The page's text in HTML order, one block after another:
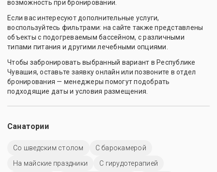
возможность при бронировании.
Если вас интересуют дополнительные услуги,
воспользуйтесь фильтрами: на сайте также представлены
объекты с подогреваемым бассейном, с различными
типами питания и другими лечебными опциями.
Чтобы забронировать выбранный вариант в Республике
Чувашия, оставьте заявку онлайн или позвоните в отдел
бронирования — менеджеры помогут подобрать
подходящие даты и условия размещения.
Санатории
Со шведским столом
С барокамерой
На майские праздники
С гирудотерапией